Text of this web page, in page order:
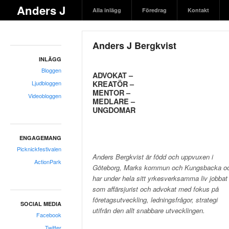
Anders J
Alla inlägg Föredrag Kontakt
INLÄGG
Bloggen
Ljudbloggen
Videobloggen
ENGAGEMANG
Picknickfestivalen
ActionPark
SOCIAL MEDIA
Facebook
Anders J Bergkvist
ADVOKAT –
KREATÖR –
MENTOR –
MEDLARE –
UNGDOMAR
Anders Bergkvist är född och uppvuxen i
Göteborg, Marks kommun och Kungsbacka
har under hela sitt yrkesverksamma liv jobbat
som affärsjurist och advokat med fokus på
företagsutveckling, ledningsfrågor, strategi
utifrån den allt snabbare utvecklingen.